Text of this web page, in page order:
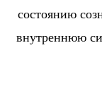
состоянию
внутреннюю